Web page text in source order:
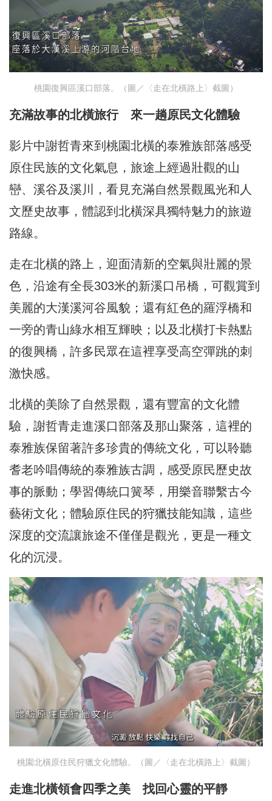
桃園復興區溪口部落。（圖／〈走在北橫路上〉截圖）
充滿故事的北橫旅行 來一趟原民文化體驗
影片中謝哲青來到桃園北橫的泰雅族部落感受
原住民族的文化氣息，旅途上經過壯觀的山
巒、溪谷及溪川，看見充滿自然景觀風光和人
文歷史故事，體認到北橫深具獨特魅力的旅遊
路線。
走在北橫的路上，迎面清新的空氣與壯麗的景
色，沿途有全長303米的新溪口吊橋，可觀賞到
美麗的大漢溪河谷風貌；還有紅色的羅浮橋和
一旁的青山綠水相互輝映；以及北橫打卡熱點
的復興橋，許多民眾在這裡享受高空彈跳的刺
激快感。
北橫的美除了自然景觀，還有豐富的文化體
驗，謝哲青走進溪口部落及那山聚落，這裡的
泰雅族保留著許多珍貴的傳統文化，可以聆聽
耆老吟唱傳統的泰雅族古調，感受原民歷史故
事的脈動；學習傳統口簧琴，用樂音聯繫古今
藝術文化；體驗原住民的狩獵技能知識，這些
深度的交流讓旅途不僅僅是觀光，更是一種文
化的沉浸。
桃園北橫原住民狩獵文化體驗。（圖／〈走在北橫路上〉截圖）
走進北橫領會四季之美 找回心靈的平靜